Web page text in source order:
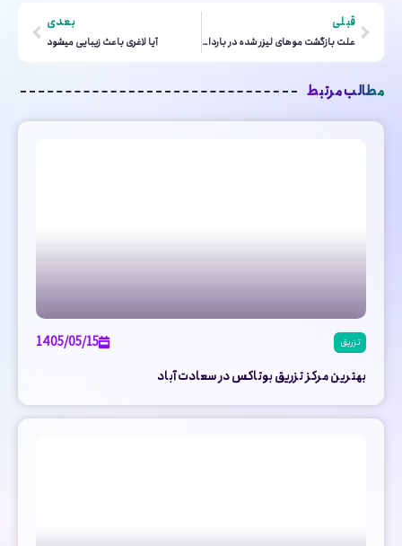
قبلی
علت بازگشت موهای لیزر شده در بارداری چیست؟
بعدی
آیا لاغری باعث زیبایی میشود
مطالب مرتبط
تزریق
1405/05/15
بهترین مرکز تزریق بوتاکس در سعادت آباد